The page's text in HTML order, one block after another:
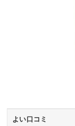
よい口コミ